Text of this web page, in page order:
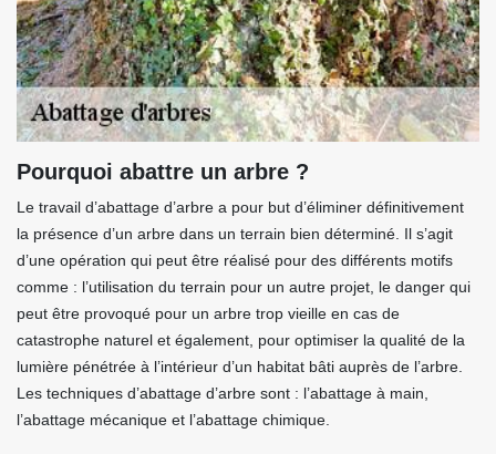
Pourquoi abattre un arbre ?
Le travail d’abattage d’arbre a pour but d’éliminer définitivement
la présence d’un arbre dans un terrain bien déterminé. Il s’agit
d’une opération qui peut être réalisé pour des différents motifs
comme : l’utilisation du terrain pour un autre projet, le danger qui
peut être provoqué pour un arbre trop vieille en cas de
catastrophe naturel et également, pour optimiser la qualité de la
lumière pénétrée à l’intérieur d’un habitat bâti auprès de l’arbre.
Les techniques d’abattage d’arbre sont : l’abattage à main,
l’abattage mécanique et l’abattage chimique.